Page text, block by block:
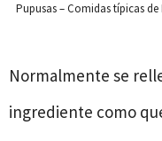
Pupusas – Comidas típicas
Normalmente se
ingrediente como